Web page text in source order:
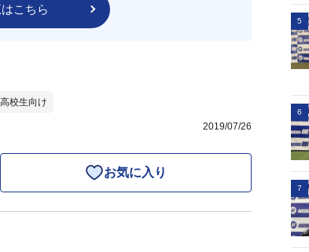
こちら
高校生向け
2019/07/26
お気に入り
5
6
7